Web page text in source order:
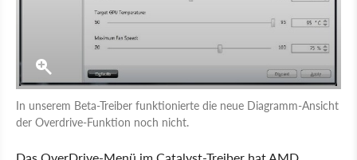
In unserem Beta-Treiber funktionierte die neue Diagramm-Ansicht
der Overdrive-Funktion noch nicht.